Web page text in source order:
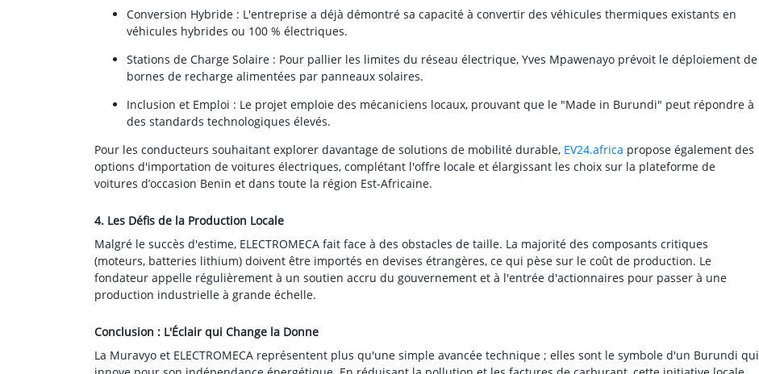
Conversion Hybride : L'entreprise a déjà démontré sa capacité à convertir des véhicules thermiques existants en
véhicules hybrides ou 100 % électriques.
Stations de Charge Solaire : Pour pallier les limites du réseau électrique, Yves Mpawenayo prévoit le déploiement de
bornes de recharge alimentées par panneaux solaires.
Inclusion et Emploi : Le projet emploie des mécaniciens locaux, prouvant que le "Made in Burundi" peut répondre à
des standards technologiques élevés.
Pour les conducteurs souhaitant explorer davantage de solutions de mobilité durable, EV24.africa propose également des
options d'importation de voitures électriques, complétant l'offre locale et élargissant les choix sur la plateforme de
voitures d’occasion Benin et dans toute la région Est-Africaine.
4. Les Défis de la Production Locale
Malgré le succès d'estime, ELECTROMECA fait face à des obstacles de taille. La majorité des composants critiques
(moteurs, batteries lithium) doivent être importés en devises étrangères, ce qui pèse sur le coût de production. Le
fondateur appelle régulièrement à un soutien accru du gouvernement et à l'entrée d'actionnaires pour passer à une
production industrielle à grande échelle.
Conclusion : L'Éclair qui Change la Donne
La Muravyo et ELECTROMECA représentent plus qu'une simple avancée technique ; elles sont le symbole d'un Burundi qui